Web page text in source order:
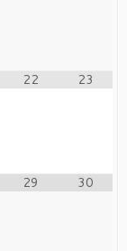
22 23
29 30